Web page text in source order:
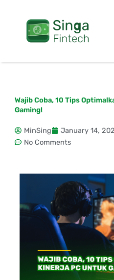
Wajib Coba, 10 Tips
Gaming!
MinSing January 14,
No Comments